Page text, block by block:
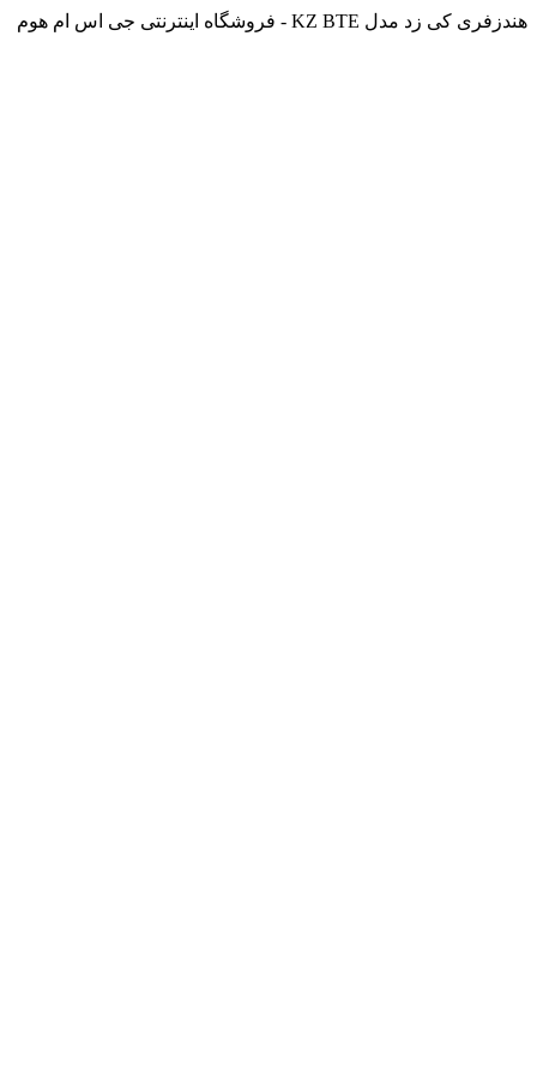
هندزفری کی زد مدل KZ BTE - فروشگاه اینترنتی جی اس ام هوم